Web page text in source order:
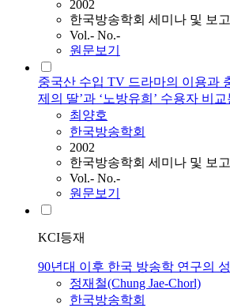
2002
한국방송학회 세미나 및 보
Vol.- No.-
원문보기
중국산 수입 TV 드라마의 이용과
제의 딸’과 ‘노방유희’ 수용자 비교
최양호
한국방송학회
2002
한국방송학회 세미나 및 보
Vol.- No.-
원문보기
KCI등재
90년대 이후 한국 방송학 연구의
정재철(Chung Jae-Chorl)
한국방송학회